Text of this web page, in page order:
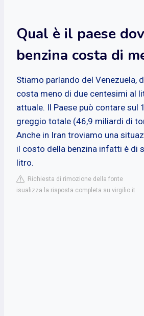
Qual è il paese
benzina costa di
Stiamo parlando del Venezuela,
costa meno di due centesimi al
attuale. Il Paese può contare sul
greggio totale (46,9 miliardi di
Anche in Iran troviamo una
il costo della benzina infatti è di
litro.
Richiesta di rimozione della fonte
isualizza la risposta completa su virgilio.it